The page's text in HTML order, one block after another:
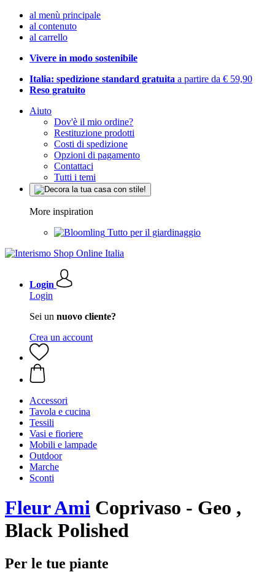
al menù principale
al contenuto
al carrello
Vivere in modo sostenibile
Italia: spedizione standard gratuita a partire da € 59,90
Reso gratuito
Aiuto
Dov'è il mio ordine?
Restituzione prodotti
Costi di spedizione
Opzioni di pagamento
Contattaci
Tutti i temi
More inspiration
Tutto per il giardinaggio
Login
Login
Sei un nuovo cliente?
Crea un account
Accessori
Tavola e cucina
Tessili
Vasi e fioriere
Mobili e lampade
Outdoor
Marche
Sconti
Fleur Ami Coprivaso - Geo ,
Black Polished
Per le tue piante